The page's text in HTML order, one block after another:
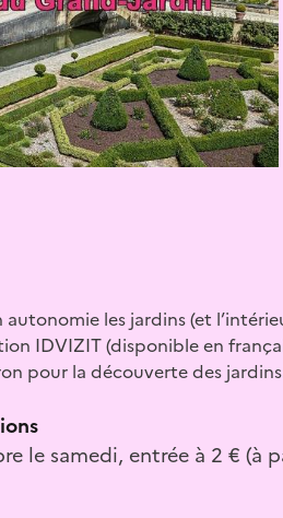
autonomie les jardins (et
IDVIZIT (disponible en
pour la découverte des
le samedi, entrée à 2 € (à